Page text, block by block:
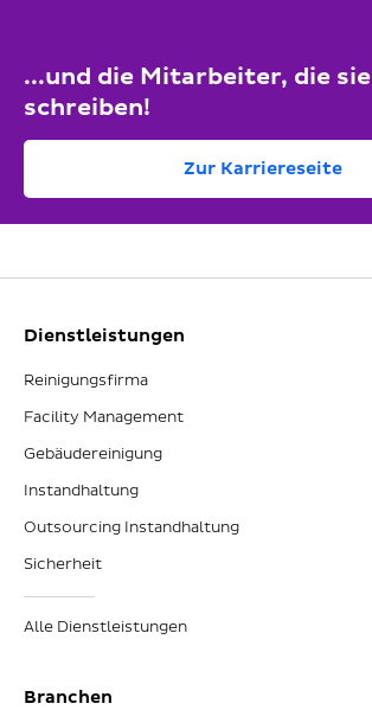
...und die Mitarbeiter, die sie
schreiben!
Zur Karriereseite
Dienstleistungen
Reinigungsfirma
Facility Management
Gebäudereinigung
Instandhaltung
Outsourcing Instandhaltung
Sicherheit
Alle Dienstleistungen
Branchen